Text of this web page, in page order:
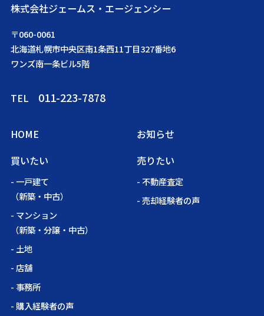
株式会社ジェームス・エージェンシー
〒060-0061
北海道札幌市中央区南1条西11丁目327番地6
ワンズ南一条ビル5階
TEL 011-223-7878
HOME
お知らせ
買いたい
- 一戸建て
（新築・中古）
- マンション
（新築・分譲・中古）
- 土地
- 店舗
- 事務所
- 購入経験者の声
売りたい
- 不動産査定
- 売却経験者の声